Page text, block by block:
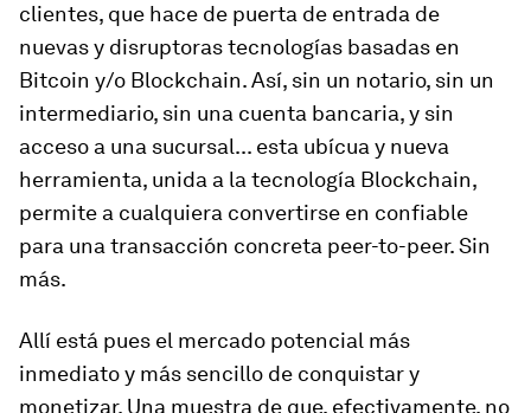
clientes, que hace de puerta de entrada de
nuevas y disruptoras tecnologías basadas en
Bitcoin y/o Blockchain. Así, sin un notario, sin un
intermediario, sin una cuenta bancaria, y sin
acceso a una sucursal... esta ubícua y nueva
herramienta, unida a la tecnología Blockchain,
permite a cualquiera convertirse en confiable
para una transacción concreta peer-to-peer. Sin
más.
Allí está pues el mercado potencial más
inmediato y más sencillo de conquistar y
monetizar. Una muestra de que, efectivamente, no